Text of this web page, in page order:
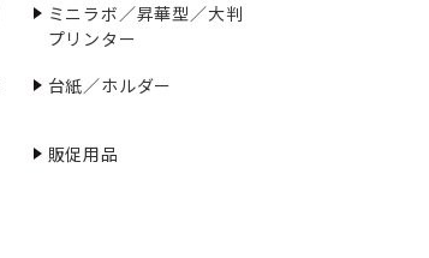
ミニラボ／昇華型／大判
プリンター
台紙／ホルダー
販促用品